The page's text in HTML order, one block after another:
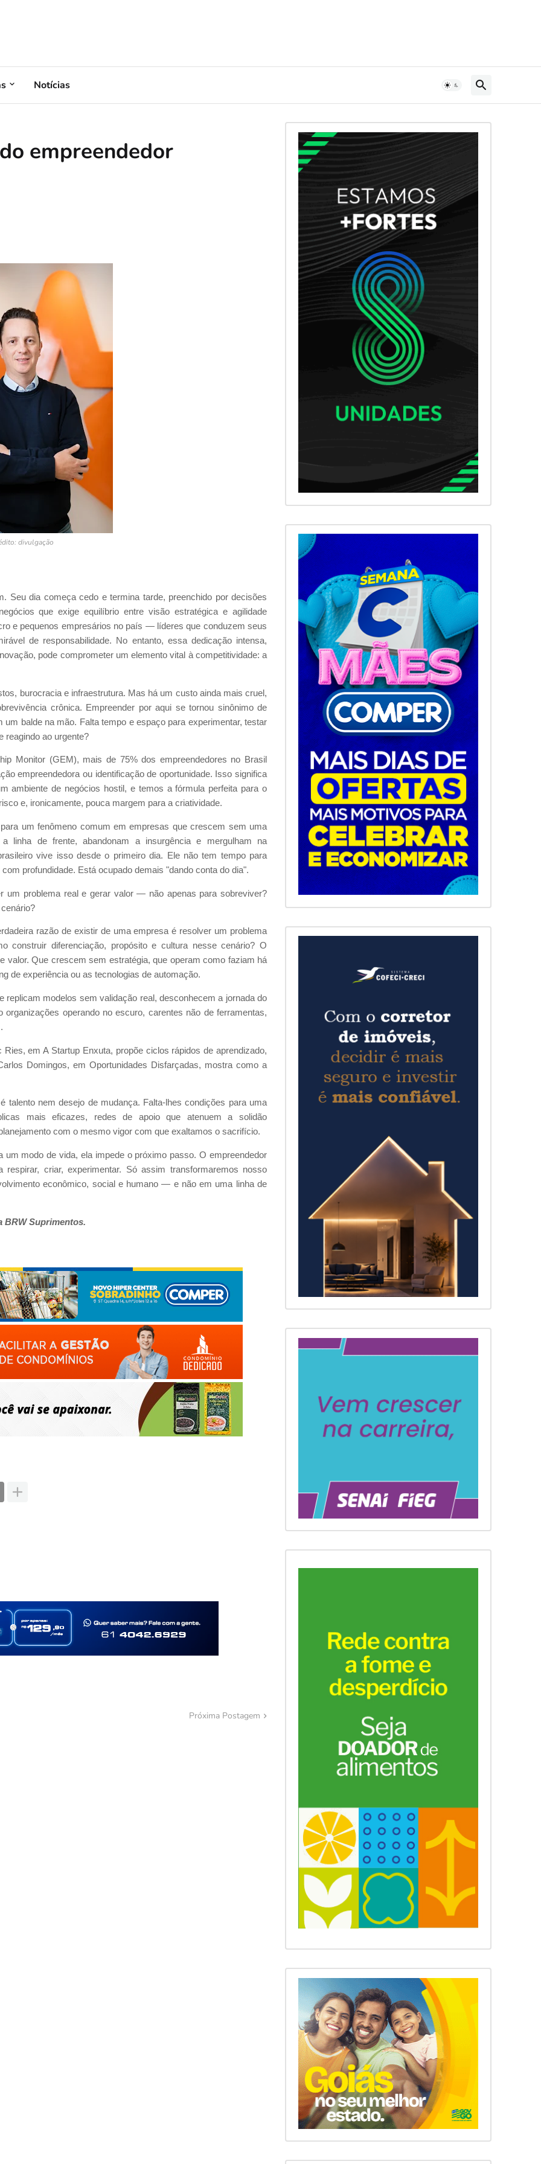
Notícias
empreendedor
divulgação
Seu dia começa cedo e termina tarde, preenchido por decisões
que exige equilíbrio entre visão estratégica e agilidade
e pequenos empresários no país — líderes que conduzem seus
de responsabilidade. No entanto, essa dedicação intensa,
pode comprometer um elemento vital à competitividade: a
burocracia e infraestrutura. Mas há um custo ainda mais cruel,
crônica. Empreender por aqui se tornou sinônimo de
balde na mão. Falta tempo e espaço para experimentar, testar
reagindo ao urgente?
Monitor (GEM), mais de 75% dos empreendedores no Brasil
empreendedora ou identificação de oportunidade. Isso significa
ambiente de negócios hostil, e temos a fórmula perfeita para o
e, ironicamente, pouca margem para a criatividade.
um fenômeno comum em empresas que crescem sem uma
linha de frente, abandonam a insurgência e mergulham na
vive isso desde o primeiro dia. Ele não tem tempo para
profundidade. Está ocupado demais "dando conta do dia".
um problema real e gerar valor — não apenas para sobreviver?
razão de existir de uma empresa é resolver um problema
diferenciação, propósito e cultura nesse cenário? O
valor. Que crescem sem estratégia, que operam como faziam há
de experiência ou as tecnologias de automação.
modelos sem validação real, desconhecem a jornada do
operando no escuro, carentes não de ferramentas,
em A Startup Enxuta, propõe ciclos rápidos de aprendizado,
Domingos, em Oportunidades Disfarçadas, mostra como a
talento nem desejo de mudança. Falta-lhes condições para uma
mais eficazes, redes de apoio que atenuem a solidão
com o mesmo vigor com que exaltamos o sacrifício.
modo de vida, ela impede o próximo passo. O empreendedor
criar, experimentar. Só assim transformaremos nosso
econômico, social e humano — e não em uma linha de
BRW Suprimentos.
Próxima Postagem